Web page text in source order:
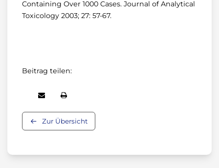
Containing Over 1000 Cases. Journal of Analytical
Toxicology 2003; 27: 57-67.
Beitrag teilen:
Zur Übersicht